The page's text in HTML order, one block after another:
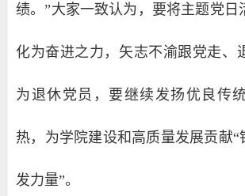
绩。”大家一致认为，要将主题党日
化为奋进之力，矢志不渝跟党走、
为退休党员，要继续发扬优良传
热，为学院建设和高质量发展贡献“
发力量”。